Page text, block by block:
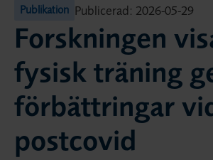
Publikation Publicerad: 2026-05-29
Forskningen
fysisk träning
förbättringar
postcovid